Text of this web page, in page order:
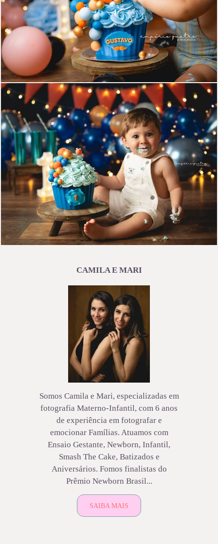
1466 21
4093 79
CAMILA E MARI
Somos Camila e Mari, especializadas em
fotografia Materno-Infantil, com 6 anos
de experiência em fotografar e
emocionar Famílias. Atuamos com
Ensaio Gestante, Newborn, Infantil,
Smash The Cake, Batizados e
Aniversários. Fomos finalistas do
Prêmio Newborn Brasil...
SAIBA MAIS